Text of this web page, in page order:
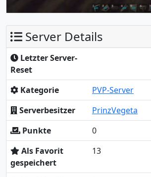
Server Details
Letzter Server-
Reset
Kategorie
PVP-Server
Serverbesitzer
PrinzVegeta
Punkte
0
Als Favorit
gespeichert
13